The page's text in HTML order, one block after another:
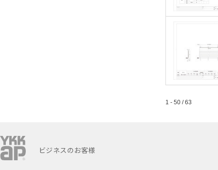
1 - 50 / 63
ビジネスのお客様